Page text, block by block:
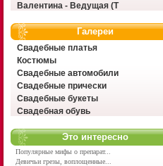
Валентина - Ведущая (Т
Галереи
Свадебные платья
Костюмы
Свадебные автомобили
Свадебные прически
Свадебные букеты
Свадебная обувь
Это интересно
Популярные мифы о препарат...
Девичьи грезы, воплощенные...